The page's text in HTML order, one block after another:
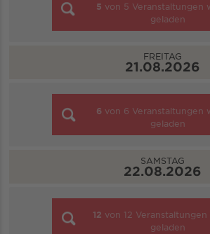
5 von 5 Veranstaltungen
geladen
FREITAG
21.08.2026
6 von 6 Veranstaltungen
geladen
SAMSTAG
22.08.2026
12 von 12
geladen